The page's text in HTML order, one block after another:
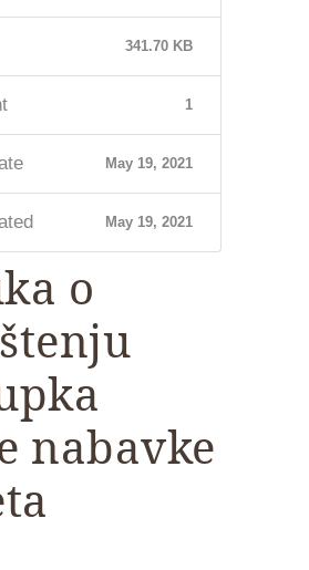
341.70 KB
1
May 19, 2021
May 19, 2021
o
nabavke